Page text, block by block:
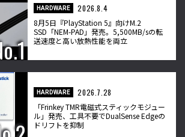
HARDWARE
2026.8.4
8月5日『PlayStation 5』向けM.2
SSD「NEM-PAD」発売。5,500MB/sの転
送速度と高い放熱性能を両立
HARDWARE
2026.7.28
「Frinkey TMR電磁式スティックモジュー
ル」発売、工具不要でDualSense Edgeの
ドリフトを抑制